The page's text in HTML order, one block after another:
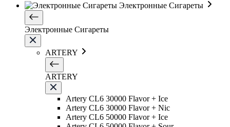
Электронные Сигареты
Электронные Сигареты
ARTERY
ARTERY
Artery CL6 30000 Flavor + Ice
Artery CL6 30000 Flavor + Nic
Artery CL6 50000 Flavor + Ice